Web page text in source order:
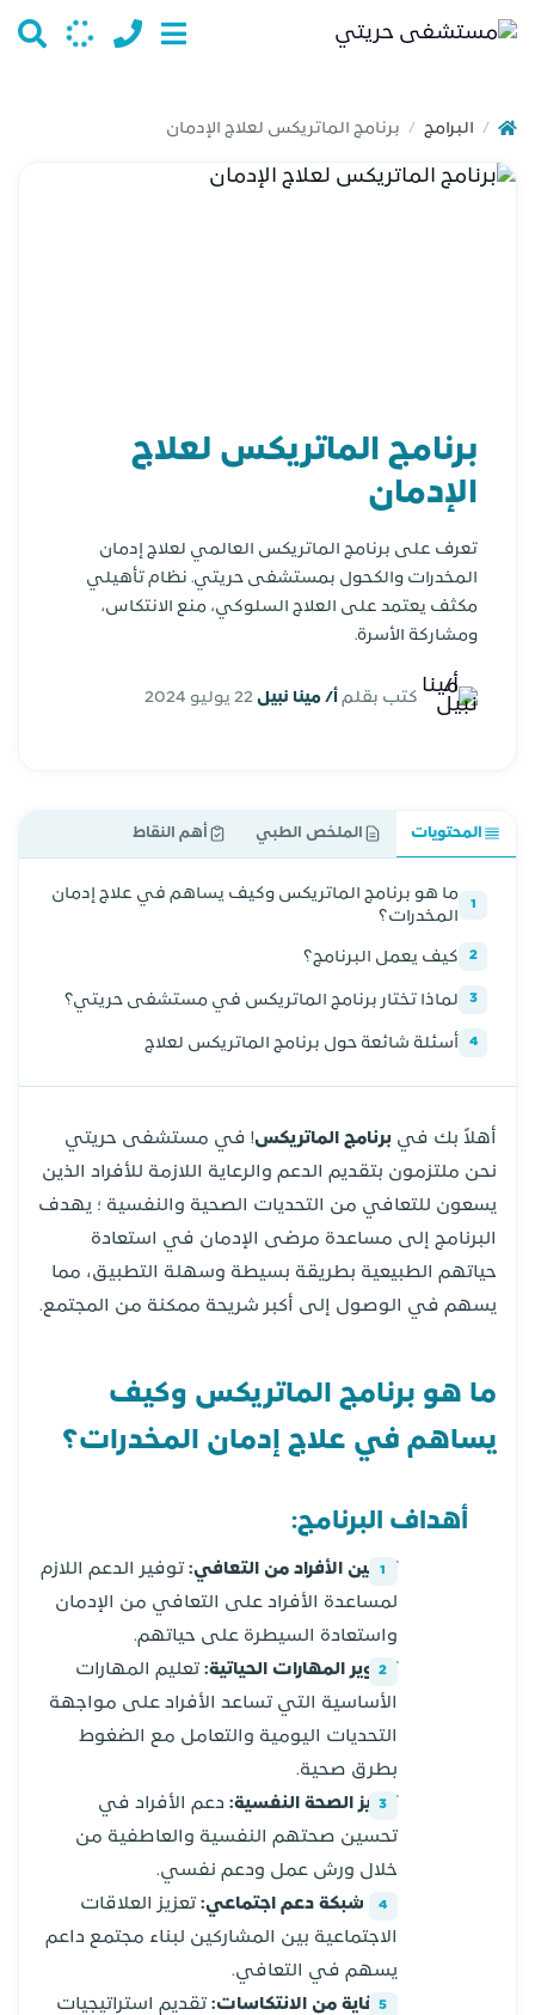
/ البرامج / برنامج الماتريكس لعلاج الإدمان
برنامج الماتريكس لعلاج
الإدمان
تعرف على برنامج الماتريكس العالمي لعلاج إدمان
المخدرات والكحول بمستشفى حريتي. نظام تأهيلي
مكثف يعتمد على العلاج السلوكي، منع الانتكاس،
ومشاركة الأسرة.
كتب بقلم أ/ مينا نبيل 22 يوليو 2024
المحتويات الملخص الطبي أهم النقاط
1
ما هو برنامج الماتريكس وكيف يساهم في علاج إدمان
المخدرات؟
2 كيف يعمل البرنامج؟
3 لماذا تختار برنامج الماتريكس في مستشفى حريتي؟
4 أسئلة شائعة حول برنامج الماتريكس لعلاج
أهلاً بك في برنامج الماتريكس! في مستشفى حريتي
نحن ملتزمون بتقديم الدعم والرعاية اللازمة للأفراد الذين
يسعون للتعافي من التحديات الصحية والنفسية ؛ يهدف
البرنامج إلى مساعدة مرضى الإدمان في استعادة
حياتهم الطبيعية بطريقة بسيطة وسهلة التطبيق، مما
يسهم في الوصول إلى أكبر شريحة ممكنة من المجتمع.
ما هو برنامج الماتريكس وكيف
يساهم في علاج إدمان المخدرات؟
أهداف البرنامج:
تمكين الأفراد من التعافي: توفير الدعم اللازم
لمساعدة الأفراد على التعافي من الإدمان
واستعادة السيطرة على حياتهم.
تطوير المهارات الحياتية: تعليم المهارات
الأساسية التي تساعد الأفراد على مواجهة
التحديات اليومية والتعامل مع الضغوط
بطرق صحية.
تعزيز الصحة النفسية: دعم الأفراد في
تحسين صحتهم النفسية والعاطفية من
خلال ورش عمل ودعم نفسي.
بناء شبكة دعم اجتماعي: تعزيز العلاقات
الاجتماعية بين المشاركين لبناء مجتمع داعم
يسهم في التعافي.
الوقاية من الانتكاسات: تقديم استراتيجيات